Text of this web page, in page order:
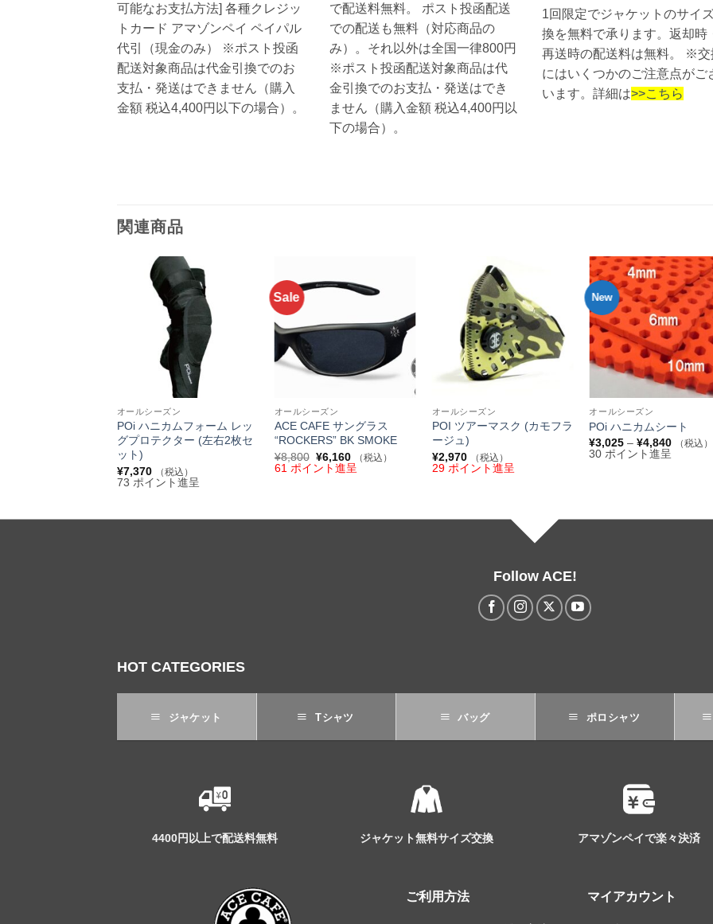
可能なお支払方法] 各種クレジッ
トカード アマゾンペイ ペイパル
代引（現金のみ） ※ポスト投函
配送対象商品は代金引換でのお
支払・発送はできません（購入
金額 税込4,400円以下の場合）。
で配送料無料。 ポスト投函配送
での配送も無料（対応商品の
み）。それ以外は全国一律800円
※ポスト投函配送対象商品は代
金引換でのお支払・発送はでき
ません（購入金額 税込4,400円以
下の場合）。
1回限定でジャケットのサイ
換を無料で承ります。返却時
再送時の配送料は無料。 ※交
にはいくつかのご注意点がご
います。詳細は>>こちら
関連商品
オールシーズン
POi ハニカムフォーム レッ
グプロテクター (左右2枚セ
ット)
¥7,370 （税込）
73 ポイント進呈
Sale
りへ
追加
オールシーズン
ACE CAFE サングラス
“ROCKERS” BK SMOKE
¥8,800 元
の
で
¥6,160現
在
¥6,160
（税込）
61 ポイント進呈
に入
りへ
追加
+
オールシーズン
POI ツアーマスク (カモフラ
ージュ)
¥2,970 （税込）
29 ポイント進呈
New
に
り
追
オールシーズン
POi ハニカムシート
¥3,025 –¥4,840価（税込）
30 ポイント進呈
Follow ACE!
HOT CATEGORIES
ジャケット Tシャツ バッグ ポロシャツ
4400円以上で配送料無料 ジャケット無料サイズ交換 アマゾンペイで楽々決済
ご利用方法 マイアカウント